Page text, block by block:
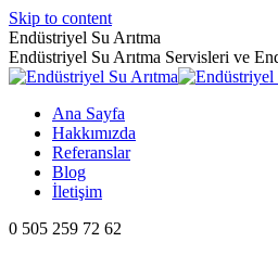
Skip to content
Endüstriyel Su Arıtma
Endüstriyel Su Arıtma Servisleri ve
Ana Sayfa
Hakkımızda
Referanslar
Blog
İletişim
0 505 259 72 62